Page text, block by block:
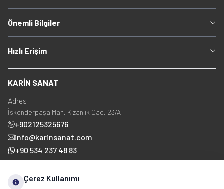
Önemli Bilgiler
Hızlı Erişim
KARİN SANAT
Adres
İskenderpaşa Mah. Kızanlık Cad. 23/A
+902125325676
info@karinsanat.com
+90 534 237 48 83
Çerez Kullanımı